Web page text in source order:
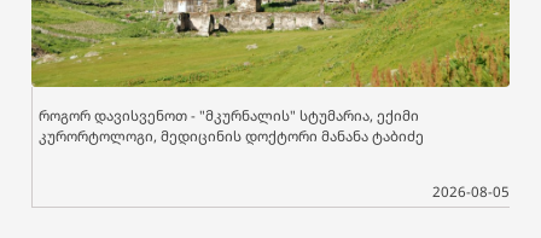
როგორ დავისვენოთ - "მკურნალის" სტუმარია, ექიმი
კურორტოლოგი, მედიცინის დოქტორი მანანა ტაბიძე
2026-08-05